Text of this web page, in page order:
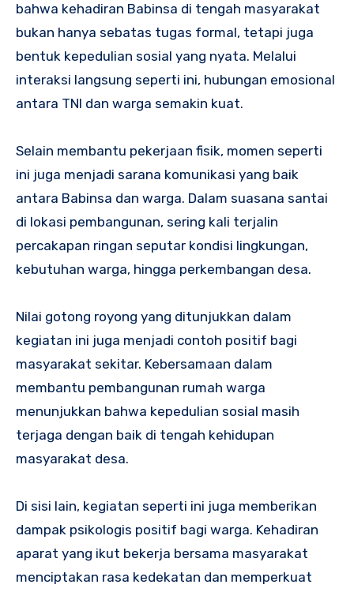
bahwa kehadiran Babinsa di tengah masyarakat
bukan hanya sebatas tugas formal, tetapi juga
bentuk kepedulian sosial yang nyata. Melalui
interaksi langsung seperti ini, hubungan emosional
antara TNI dan warga semakin kuat.
Selain membantu pekerjaan fisik, momen seperti
ini juga menjadi sarana komunikasi yang baik
antara Babinsa dan warga. Dalam suasana santai
di lokasi pembangunan, sering kali terjalin
percakapan ringan seputar kondisi lingkungan,
kebutuhan warga, hingga perkembangan desa.
Nilai gotong royong yang ditunjukkan dalam
kegiatan ini juga menjadi contoh positif bagi
masyarakat sekitar. Kebersamaan dalam
membantu pembangunan rumah warga
menunjukkan bahwa kepedulian sosial masih
terjaga dengan baik di tengah kehidupan
masyarakat desa.
Di sisi lain, kegiatan seperti ini juga memberikan
dampak psikologis positif bagi warga. Kehadiran
aparat yang ikut bekerja bersama masyarakat
menciptakan rasa kedekatan dan memperkuat